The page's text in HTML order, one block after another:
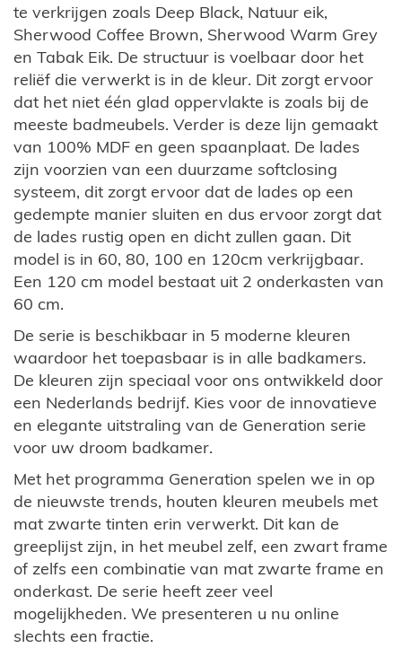
te verkrijgen zoals Deep Black, Natuur eik,
Sherwood Coffee Brown, Sherwood Warm Grey
en Tabak Eik. De structuur is voelbaar door het
reliëf die verwerkt is in de kleur. Dit zorgt ervoor
dat het niet één glad oppervlakte is zoals bij de
meeste badmeubels. Verder is deze lijn gemaakt
van 100% MDF en geen spaanplaat. De lades
zijn voorzien van een duurzame softclosing
systeem, dit zorgt ervoor dat de lades op een
gedempte manier sluiten en dus ervoor zorgt dat
de lades rustig open en dicht zullen gaan. Dit
model is in 60, 80, 100 en 120cm verkrijgbaar.
Een 120 cm model bestaat uit 2 onderkasten van
60 cm.
De serie is beschikbaar in 5 moderne kleuren
waardoor het toepasbaar is in alle badkamers.
De kleuren zijn speciaal voor ons ontwikkeld door
een Nederlands bedrijf. Kies voor de innovatieve
en elegante uitstraling van de Generation serie
voor uw droom badkamer.
Met het programma Generation spelen we in op
de nieuwste trends, houten kleuren meubels met
mat zwarte tinten erin verwerkt. Dit kan de
greeplijst zijn, in het meubel zelf, een zwart frame
of zelfs een combinatie van mat zwarte frame en
onderkast. De serie heeft zeer veel
mogelijkheden. We presenteren u nu online
slechts een fractie.